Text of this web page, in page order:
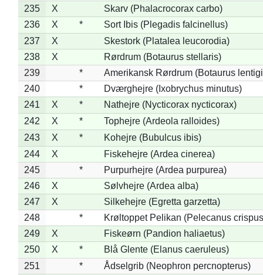
235 X
Skarv (Phalacrocorax carbo)
236
X *
Sort Ibis (Plegadis falcinellus)
237
X
Skestork (Platalea leucorodia)
238
X
Rørdrum (Botaurus stellaris)
239
*
Amerikansk Rørdrum (Botaurus
240
*
Dværghejre (Ixobrychus minutus)
241
X *
Nathejre (Nycticorax nycticorax)
242
X *
Tophejre (Ardeola ralloides)
243
X *
Kohejre (Bubulcus ibis)
244
X
Fiskehejre (Ardea cinerea)
245
*
Purpurhejre (Ardea purpurea)
246
X
Sølvhejre (Ardea alba)
247
X
Silkehejre (Egretta garzetta)
248
*
Krøltoppet Pelikan (Pelecanus
249
X
Fiskeørn (Pandion haliaetus)
250
X *
Blå Glente (Elanus caeruleus)
251
*
Ådselgrib (Neophron percnopterus)